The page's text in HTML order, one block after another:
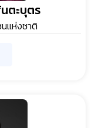
ตะบุตร
แห่งชาติ